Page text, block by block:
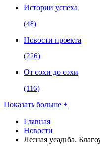
Истории успеха
(48)
Новости проекта
(226)
От сохи до сохи
(116)
Показать больше +
Главная
Новости
Лесная усадьба.